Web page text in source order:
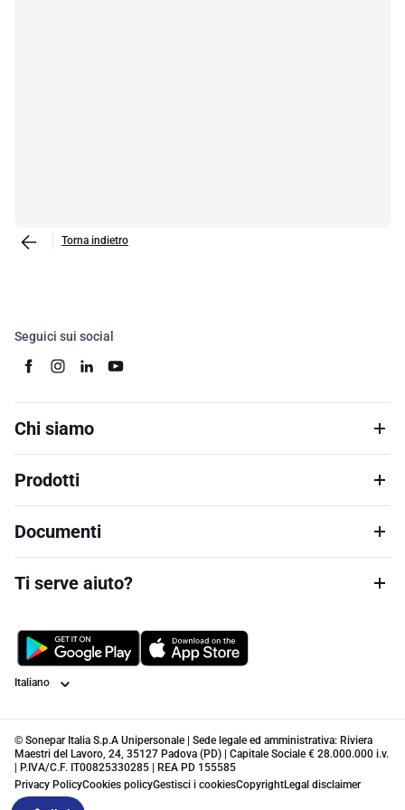
Torna indietro
Seguici sui social
Chi siamo
Prodotti
Documenti
Ti serve aiuto?
Lingua
© Sonepar Italia S.p.A Unipersonale | Sede legale ed amministrativa: Riviera
Maestri del Lavoro, 24, 35127 Padova (PD) | Capitale Sociale € 28.000.000 i.v.
| P.IVA/C.F. IT00825330285 | REA PD 155585
Privacy PolicyCookies policyGestisci i cookiesCopyrightLegal disclaimer